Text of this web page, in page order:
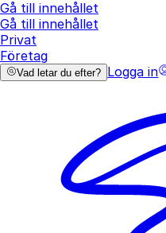
Gå till innehållet
Gå till innehållet
Privat
Företag
Vad letar du efter? Logga in